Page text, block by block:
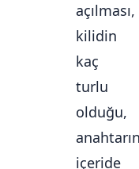
açılması,
kilidin
kaç
turlu
olduğu,
içeride